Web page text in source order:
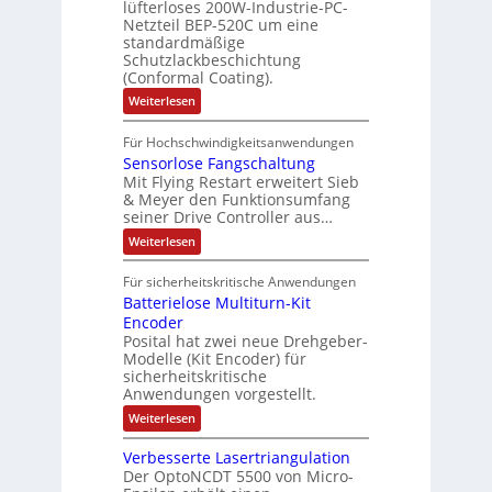
g
e
s
c
h
ä
f
t
r
i
s
c
h
e
t
o
m
a
t
i
o
g
e
w
ä
h
t
e
l
e
o
n
e
n
A
r
b
e
i
t
s
k
f
t
e
i
o
n
e
x
p
a
n
d
i
e
r
d
u
l
e
m
i
t
2
u
n
d
4
0
A
lüfterloses 200W-Industrie-PC-
Netzteil BEP-520C um eine
standardmäßige
Schutzlackbeschichtung
(Conformal Coating).
Weiterlesen:
I
C
-
N
e
t
z
t
e
l
e
ä
l
t
S
c
h
u
t
z
l
Für Hochschwindigkeitsanwendungen
Sensorlose Fangschaltung
Mit Flying Restart erweitert Sieb
& Meyer den Funktionsumfang
seiner Drive Controller aus…
Weiterlesen:
S
n
s
l
o
s
e
F
a
n
g
s
c
Für sicherheitskritische Anwendungen
Batterielose Multiturn-Kit
Encoder
Posital hat zwei neue Drehgeber-
Modelle (Kit Encoder) für
sicherheitskritische
Anwendungen vorgestellt.
Weiterlesen:
B
t
t
Verbesserte Lasertriangulation
Der OptoNCDT 5500 von Micro-